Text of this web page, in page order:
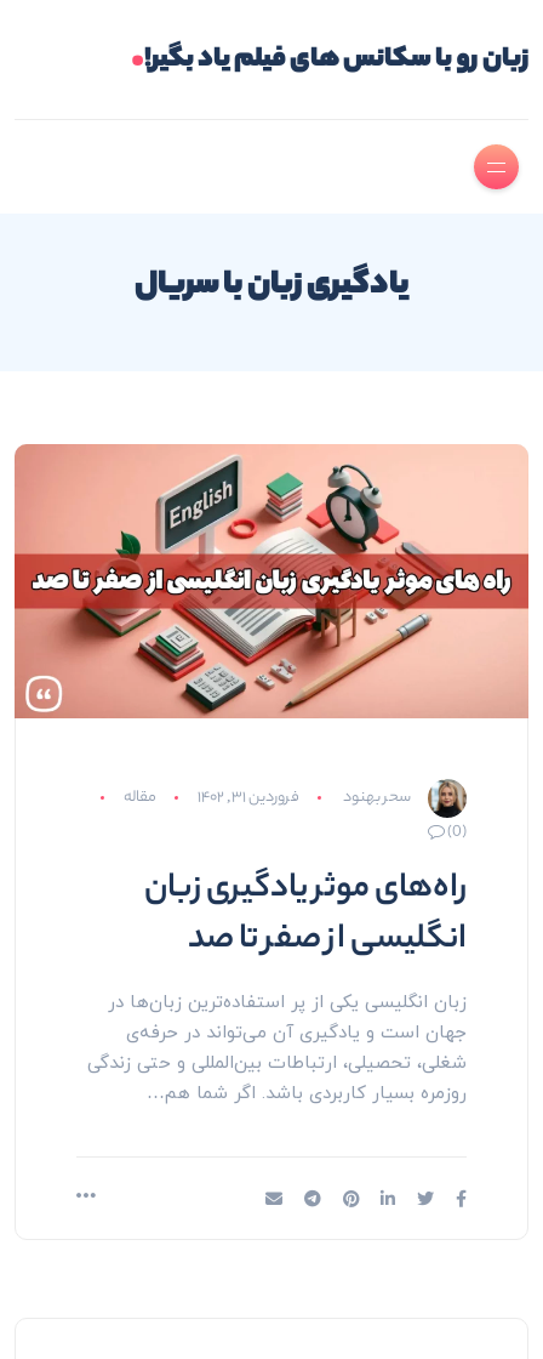
زبان رو با سکانس های فیلم یاد بگیر!.
یادگیری زبان با سریال
سحر بهنود فروردین ۳۱, ۱۴۰۲
مقاله
(0)
راه‌های موثر یادگیری زبان
انگلیسی از صفر تا صد
زبان انگلیسی یکی از پر استفاده‌ترین زبان‌ها در
جهان است و یادگیری آن می‌تواند در حرفه‌ی
شغلی، تحصیلی، ارتباطات بین‌المللی و حتی زندگی
روزمره بسیار کاربردی باشد. اگر شما هم…